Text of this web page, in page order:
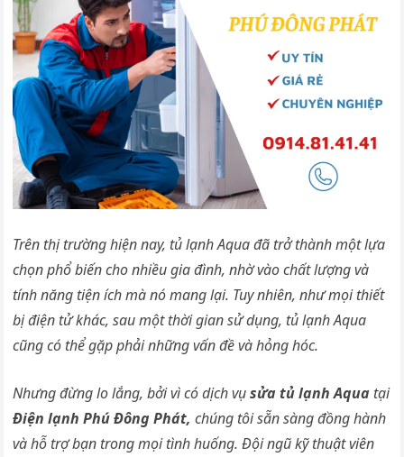
Trên thị trường hiện nay, tủ lạnh Aqua đã trở thành một lựa
chọn phổ biến cho nhiều gia đình, nhờ vào chất lượng và
tính năng tiện ích mà nó mang lại. Tuy nhiên, như mọi thiết
bị điện tử khác, sau một thời gian sử dụng, tủ lạnh Aqua
cũng có thể gặp phải những vấn đề và hỏng hóc.
Nhưng đừng lo lắng, bởi vì có dịch vụsửa tủ lạnh Aqua tại
Điện lạnh Phú Đông Phát, chúng tôi sẵn sàng đồng hành
và hỗ trợ bạn trong mọi tình huống. Đội ngũ kỹ thuật viên